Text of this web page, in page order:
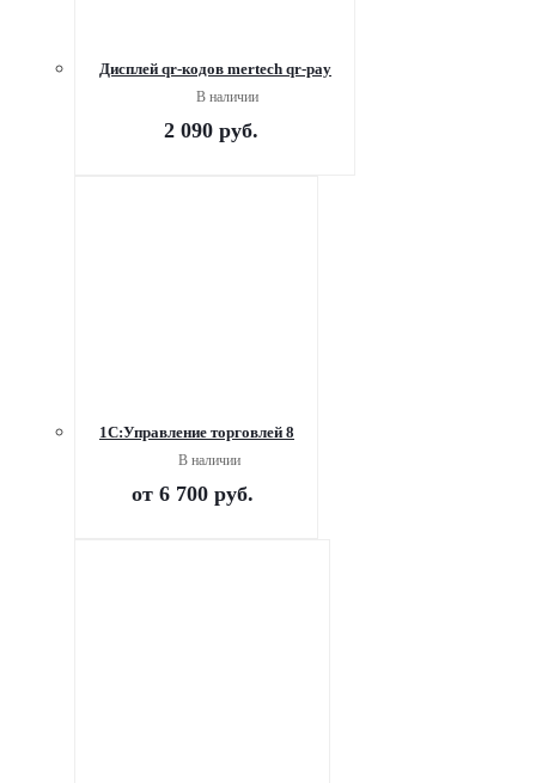
Дисплей qr-кодов mertech qr-pay
В наличии
2 090 руб.
1С:Управление торговлей 8
В наличии
от 6 700 руб.